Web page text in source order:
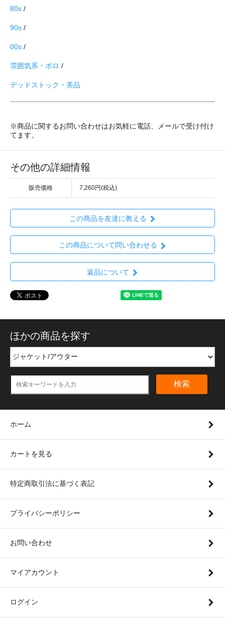
80s /
90s /
00s /
雰囲気系・ボロ /
デッドストック・美品
※商品に関するお問い合わせはお気軽に電話、メールで受け付け
てます。
その他の詳細情報
販売価格 7,260円(税込)
この商品を友達に教える
この商品について問い合わせる
返品について
ほかの商品を探す
検索
ホーム
カートを見る
特定商取引法に基づく表記
プライバシーポリシー
お問い合わせ
マイアカウント
ログイン